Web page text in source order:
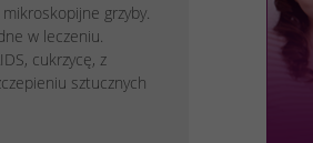
grzyby.
w leczeniu.
cukrzycę, z
sztucznych